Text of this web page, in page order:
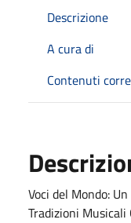
Descrizione
A cura di
Contenuti
Voci del Mondo:
Tradizioni Musicali